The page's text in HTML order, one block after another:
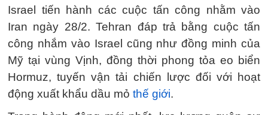
Israel tiến hành các cuộc tấn công nhằm vào
Iran ngày 28/2. Tehran đáp trả bằng cuộc tấn
công nhắm vào Israel cũng như đồng minh của
Mỹ tại vùng Vịnh, đồng thời phong tỏa eo biển
Hormuz, tuyến vận tải chiến lược đối với hoạt
động xuất khẩu dầu mỏ thế giới.